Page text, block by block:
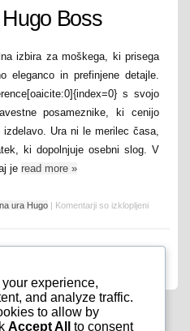
Boss
izbira za moškega, ki prisega
eleganco in prefinjene detajle.
s svojo
posameznike, ki cenijo
Ura ni le merilec časa,
ki dopolnjuje osebni slog. V
je read more»
ura Hugo | Komentarji so izklopljeni
experience,
and analyze traffic.
to allow by
Accept All
to consent